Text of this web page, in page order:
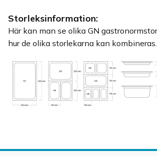
Storleksinformation:
Här kan man se olika GN
hur de olika storlekarna kan kombineras.